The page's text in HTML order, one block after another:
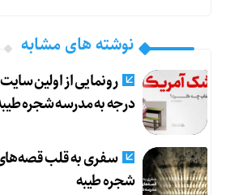
نوشته های مشابه
درجه به مدرسه شجره
سفری به قلب
شجره طیبه